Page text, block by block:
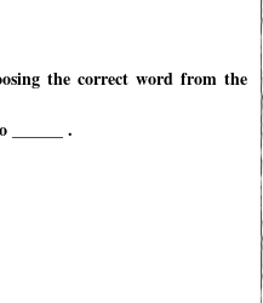
the correct word from the
______ .